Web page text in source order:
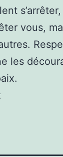
vous,
les